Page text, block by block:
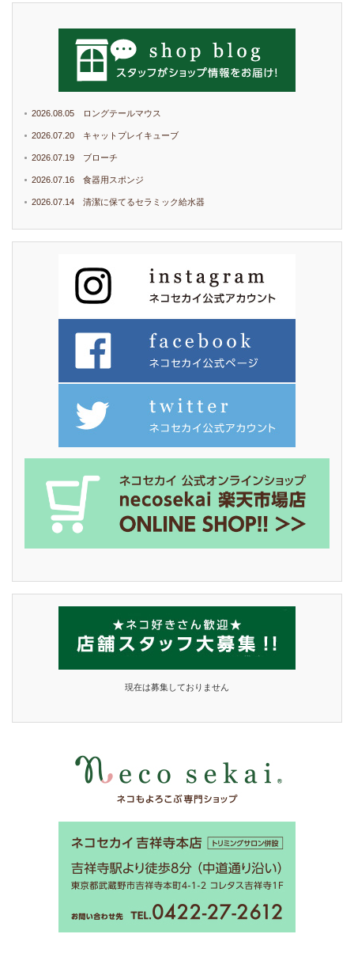
2026.08.05 ロングテールマウス
2026.07.20 キャットプレイキューブ
2026.07.19 ブローチ
2026.07.16 食器用スポンジ
2026.07.14 清潔に保てるセラミック給水器
現在は募集しておりません